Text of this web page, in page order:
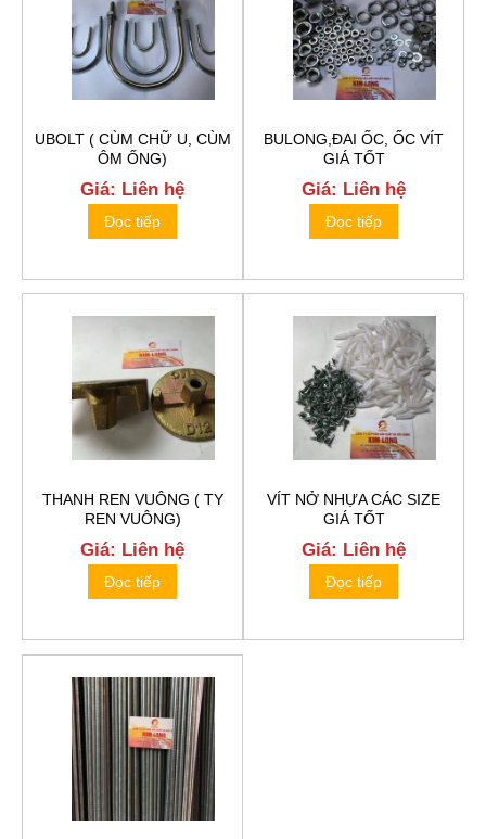
UBOLT ( CÙM CHỮ U, CÙM
ÔM ỐNG)
Giá: Liên hệ
Đọc tiếp
BULONG,ĐAI ỐC, ỐC VÍT
GIÁ TỐT
Giá: Liên hệ
Đọc tiếp
THANH REN VUÔNG ( TY
REN VUÔNG)
Giá: Liên hệ
Đọc tiếp
VÍT NỞ NHỰA CÁC SIZE
GIÁ TỐT
Giá: Liên hệ
Đọc tiếp